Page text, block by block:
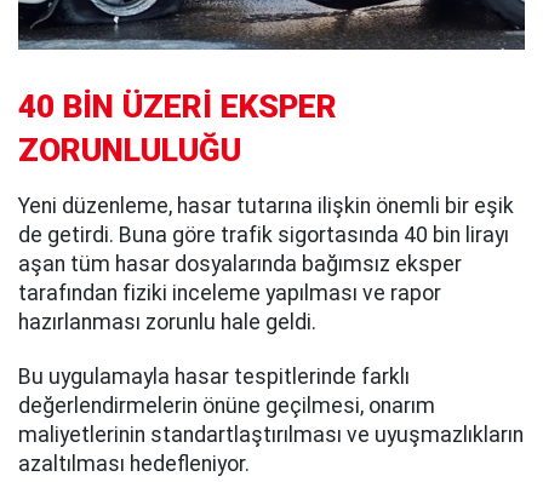
40 BİN ÜZERİ EKSPER
ZORUNLULUĞU
Yeni düzenleme, hasar tutarına ilişkin önemli bir eşik
de getirdi. Buna göre trafik sigortasında 40 bin lirayı
aşan tüm hasar dosyalarında bağımsız eksper
tarafından fiziki inceleme yapılması ve rapor
hazırlanması zorunlu hale geldi.
Bu uygulamayla hasar tespitlerinde farklı
değerlendirmelerin önüne geçilmesi, onarım
maliyetlerinin standartlaştırılması ve uyuşmazlıkların
azaltılması hedefleniyor.